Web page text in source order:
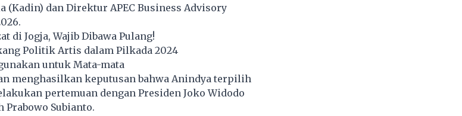
(Kadin) dan Direktur APEC Business Advisory
di Jogja, Wajib Dibawa Pulang!
Politik Artis dalam Pilkada 2024
untuk Mata-mata
menghasilkan keputusan bahwa Anindya terpilih
pertemuan dengan Presiden Joko Widodo
Subianto.